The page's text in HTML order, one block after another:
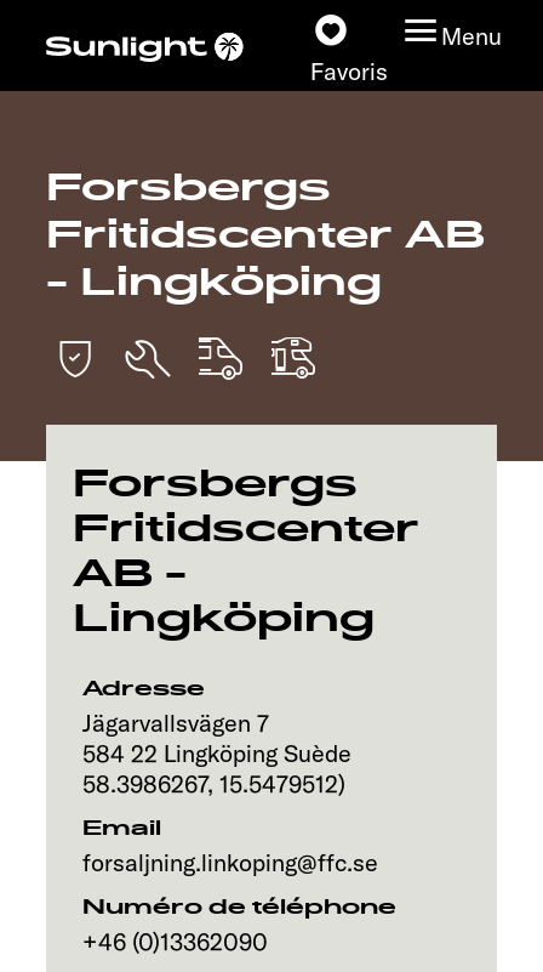
Favoris
Menu
Nos modèles
Configurateur
Recherchez votre
Sunlight
Nos concessionnaires
Découvrir
Service
Forsbergs
Fritidscenter AB
- Lingköping
Forsbergs
Fritidscenter
AB -
Lingköping
Adresse
Jägarvallsvägen 7
584 22 Lingköping Suède
58.3986267, 15.5479512)
Email
forsaljning.linkoping@ffc.se
Numéro de téléphone
+46 (0)13362090